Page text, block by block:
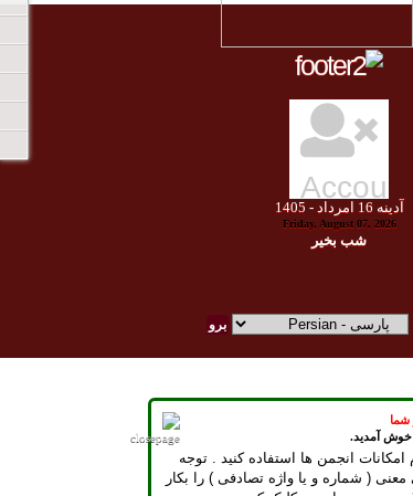
شما
آمدید.
انجمن ها استفاده کنید . توجه
( شماره و یا واژه تصادفی ) را بکار
آدينه امرداد - 1405
Friday, August 07, 2026
شب بخير